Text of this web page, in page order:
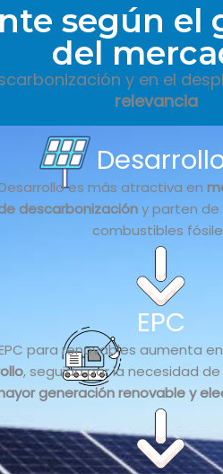
según el
del
y en el
relevancia
es más atractiva en
descarbonizacióny parten de
combustibles
EPC
para renovables aumenta
, seguida por la necesidad
generación renovable y